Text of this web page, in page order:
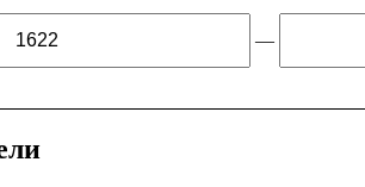
—